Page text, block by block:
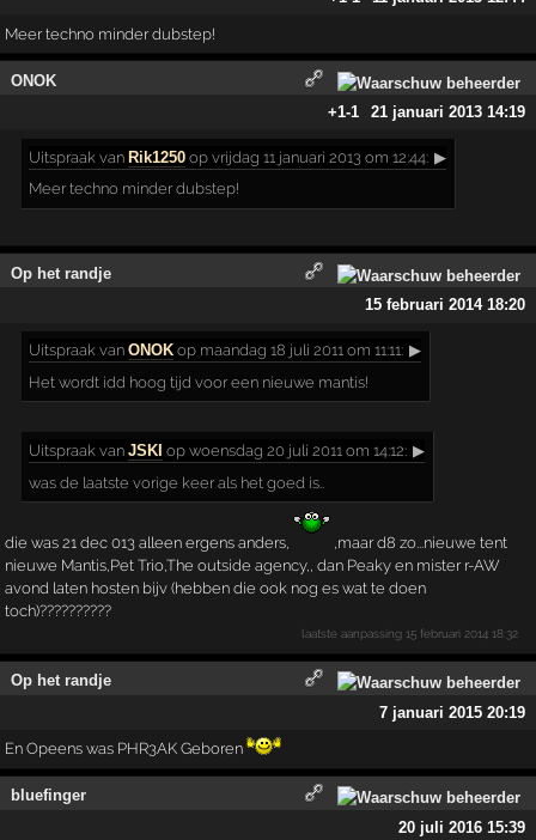
Meer techno minder dubstep!
ONOK
+1-1 21 januari 2013 14:19
Uitspraak van Rik1250 op vrijdag 11 januari 2013 om 12:44: ▶
Meer techno minder dubstep!
Op het randje
15 februari 2014 18:20
Uitspraak vanONOK op maandag 18 juli 2011 om 11:11: ▶
Het wordt idd hoog tijd voor een nieuwe mantis!
Uitspraak vanJSKI op woensdag 20 juli 2011 om 14:12: ▶
was de laatste vorige keer als het goed is..
die was 21 dec 013 alleen ergens anders,
,maar d8 zo...nieuwe tent
nieuwe Mantis,Pet Trio,The outside agency,, dan Peaky en mister r-AW
avond laten hosten bijv (hebben die ook nog es wat te doen
toch)??????????
laatste aanpassing15 februari 2014 18:32
Op het randje
7 januari 2015 20:19
En Opeens was PHR3AK Geboren
bluefinger
20 juli 2016 15:39